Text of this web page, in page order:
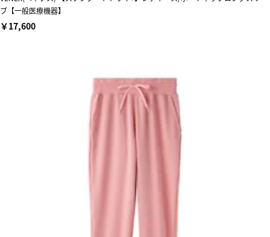
ブ【一般医療機器】
￥17,600